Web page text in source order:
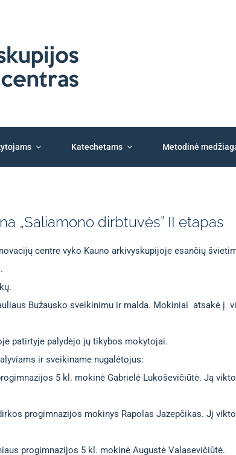
Katechetams Metodinė
„Saliamono dirbtuvės” II etapas
centre vyko Kauno arkivyskupijoje esančių
Bužausko sveikinimu ir malda. Mokiniai atsakė į
patirtyje palydėjo jų tikybos mokytojai.
ir sveikiname nugalėtojus:
5 kl. mokinė Gabrielė Lukoševičiūtė. Ją
progimnazijos mokinys Rapolas Jazepčikas. Jį
progimnazijos 5 kl. mokinė Augustė Valasevičiūtė.